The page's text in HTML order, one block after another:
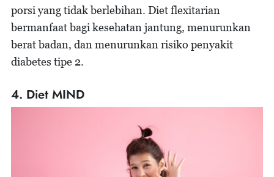
porsi yang tidak berlebihan. Diet flexitarian
bermanfaat bagi kesehatan jantung, menurunkan
berat badan, dan menurunkan risiko penyakit
diabetes tipe 2.
4. Diet MIND